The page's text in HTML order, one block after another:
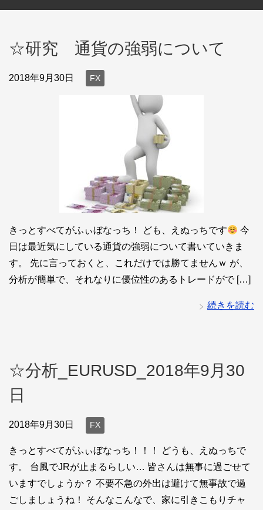
☆研究 通貨の強弱について
2018年9月30日 FX
きっとすべてがふぃぼなっち！ ども、えぬっちです
今
日は最近気にしている通貨の強弱について書いていきま
す。 先に言っておくと、これだけでは勝てませんｗ が、
分析が簡単で、それなりに優位性のあるトレードがで […]
続きを読む
☆分析_EURUSD_2018年9月30
日
2018年9月30日 FX
きっとすべてがふぃぼなっち！！！ どうも、えぬっちで
す。 台風でJRが止まるらしい… 皆さんは無事に過ごせて
いますでしょうか？ 不要不急の外出は避けて無事故で過
ごしましょうね！ そんなこんなで、家に引きこもりチャ